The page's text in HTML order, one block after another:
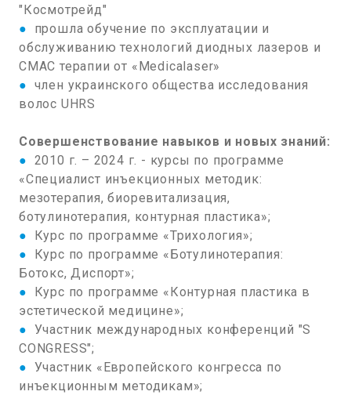
"Космотрейд"
● прошла обучение по эксплуатации и
обслуживанию технологий диодных лазеров и
СМАС терапии от «Меdicalaser»
● член украинского общества исследования
волос UHRS
Совершенствование навыков и новых знаний:
● 2010 г. – 2024 г. - курсы по программе
«Специалист инъекционных методик:
мезотерапия, биоревитализация,
ботулинотерапия, контурная пластика»;
● Курс по программе «Трихология»;
● Курс по программе «Ботулинотерапия:
Ботокс, Диспорт»;
● Курс по программе «Контурная пластика в
эстетической медицине»;
● Участник международных конференций "S
CONGRESS";
● Участник «Европейского конгресса по
инъекционным методикам»;